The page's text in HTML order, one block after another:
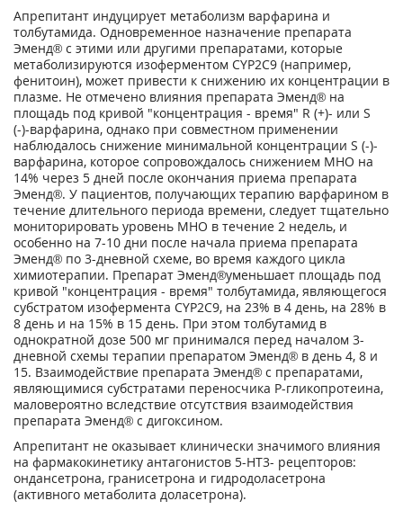
Апрепитант индуцирует метаболизм варфарина и
толбутамида. Одновременное назначение препарата
Эменд® с этими или другими препаратами, которые
метаболизируются изоферментом CYP2C9 (например,
фенитоин), может привести к снижению их концентрации в
плазме. Не отмечено влияния препарата Эменд® на
площадь под кривой "концентрация - время" R (+)- или S
(-)-варфарина, однако при совместном применении
наблюдалось снижение минимальной концентрации S (-)-
варфарина, которое сопровождалось снижением МНО на
14% через 5 дней после окончания приема препарата
Эменд®. У пациентов, получающих терапию варфарином в
течение длительного периода времени, следует тщательно
мониторировать уровень МНО в течение 2 недель, и
особенно на 7-10 дни после начала приема препарата
Эменд® по 3-дневной схеме, во время каждого цикла
химиотерапии. Препарат Эменд®уменьшает площадь под
кривой "концентрация - время" толбутамида, являющегося
субстратом изофермента CYP2C9, на 23% в 4 день, на 28% в
8 день и на 15% в 15 день. При этом толбутамид в
однократной дозе 500 мг принимался перед началом 3-
дневной схемы терапии препаратом Эменд® в день 4, 8 и
15. Взаимодействие препарата Эменд® с препаратами,
являющимися субстратами переносчика Р-гликопротеина,
маловероятно вследствие отсутствия взаимодействия
препарата Эменд® с дигоксином.
Апрепитант не оказывает клинически значимого влияния
на фармакокинетику антагонистов 5-НТ3- рецепторов:
ондансетрона, гранисетрона и гидродоласетрона
(активного метаболита доласетрона).